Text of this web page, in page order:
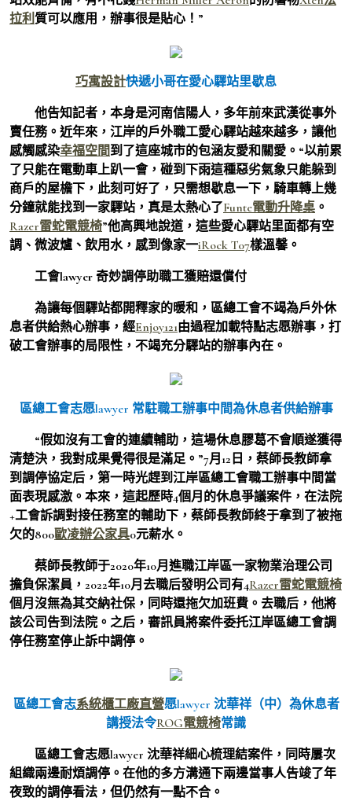
拉利 質可以應用，辦事很是貼心！”
巧寓設計快遞小哥在愛心驛站里歇息
他告知記者，本身是河南信陽人，多年前來武漢從事外
賣任務。近年來，江岸的戶外職工愛心驛站越來越多，讓他
感觸感染幸福空間到了這座城市的包涵友愛和關愛。“以前累
了只能在電動車上趴一會，碰到下雨這種惡劣氣象只能躲到
商戶的屋檐下，此刻可好了，只需想歇息一下，騎車轉上幾
分鐘就能找到一家驛站，真是太熱心了Funte電動升降桌 。
Razer雷蛇電競椅”他高興地說道，這些愛心驛站里面都有空
調、微波爐、飲用水，感到像家一iRock T07樣溫馨。
工會lawyer 奇妙調停助職工獲賠還償付
為讓每個驛站都開釋家的暖和，區總工會不竭為戶外休
息者供給熱心辦事，經Enjoy121由過程加載特點志愿辦事，打
破工會辦事的局限性，不竭充分驛站的辦事內在。
區總工會志愿lawyer 常駐職工辦事中間為休息者供給辦事
“假如沒有工會的連續輔助，這場休息膠葛不會順遂獲得
清楚決，我對成果覺得很是滿足。”7月12日，蔡師長教師拿
到調停協定后，第一時光趕到江岸區總工會職工辦事中間當
面表現感激。本來，這起歷時4個月的休息爭議案件，在法院
+工會訴調對接任務室的輔助下，蔡師長教師終于拿到了被拖
欠的800歐凌辦公家具0元薪水。
蔡師長教師于2020年10月進職江岸區一家物業治理公司
擔負保潔員，2022年10月去職后發明公司有4Razer雷蛇電競椅
個月沒無為其交納社保，同時還拖欠加班費。去職后，他將
該公司告到法院。之后，審訊員將案件委托江岸區總工會調
停任務室停止訴中調停。
區總工會志系統櫃工廠直營愿lawyer 沈華祥（中）為休息者
講授法令ROG電競椅常識
區總工會志愿lawyer 沈華祥細心梳理結案件，同時屢次
組織兩邊耐煩調停。在他的多方溝通下兩邊當事人告竣了年
夜致的調停看法，但仍然有一點不合。